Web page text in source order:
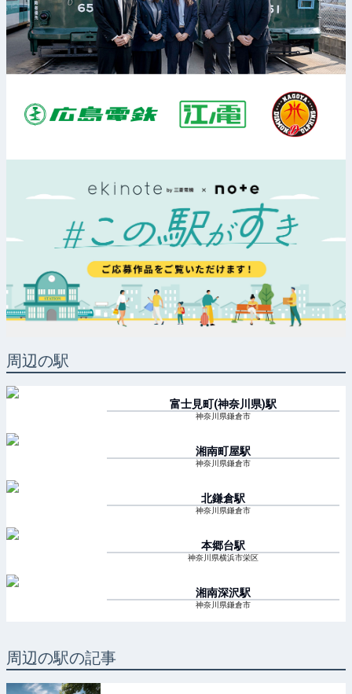
周辺の駅
富士見町(神奈川県)駅
神奈川県鎌倉市
湘南町屋駅
神奈川県鎌倉市
北鎌倉駅
神奈川県鎌倉市
本郷台駅
神奈川県横浜市栄区
湘南深沢駅
神奈川県鎌倉市
周辺の駅の記事